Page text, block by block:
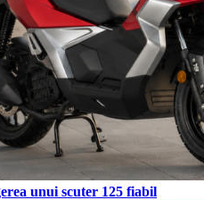
unui scuter 125 fiabil